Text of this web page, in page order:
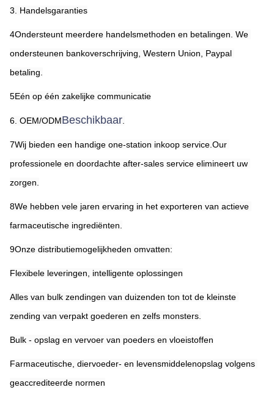
3. Handelsgaranties
4Ondersteunt meerdere handelsmethoden en betalingen. We
ondersteunen bankoverschrijving, Western Union, Paypal
betaling.
5Eén op één zakelijke communicatie
6. OEM/ODMBeschikbaar
7Wij bieden een handige one-station inkoop service.Our
professionele en doordachte after-sales service elimineert uw
zorgen.
8We hebben vele jaren ervaring in het exporteren van actieve
farmaceutische ingrediënten.
9Onze distributiemogelijkheden omvatten:
Flexibele leveringen, intelligente oplossingen
Alles van bulk zendingen van duizenden ton tot de kleinste
zending van verpakt goederen en zelfs monsters.
Bulk - opslag en vervoer van poeders en vloeistoffen
Farmaceutische, diervoeder- en levensmiddelenopslag volgens
geaccrediteerde normen